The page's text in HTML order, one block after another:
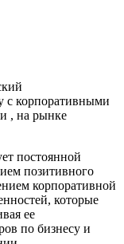
с корпоративными
, на рынке
постоянной
позитивного
корпоративной
которые
ее
по бизнесу и